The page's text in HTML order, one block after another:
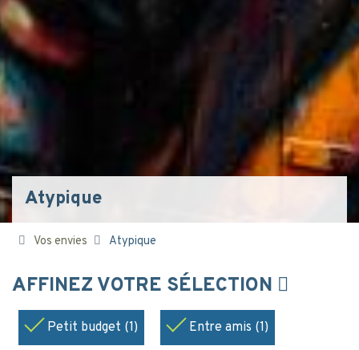
Atypique
Vos envies Atypique
AFFINEZ VOTRE SÉLECTION
Petit budget (1) Entre amis (1)